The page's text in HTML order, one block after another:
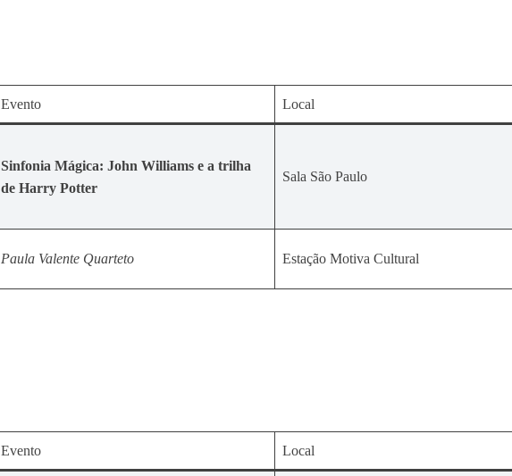
Evento Local
Sinfonia Mágica: John Williams e a trilha
de Harry Potter
Sala São Paulo
Paula Valente Quarteto Estação Motiva Cultural
Evento Local